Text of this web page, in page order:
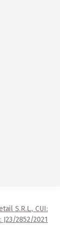
S.R.L., CUI:
J23/2852/2021